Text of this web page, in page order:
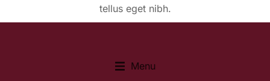
tellus eget nibh.
Menu